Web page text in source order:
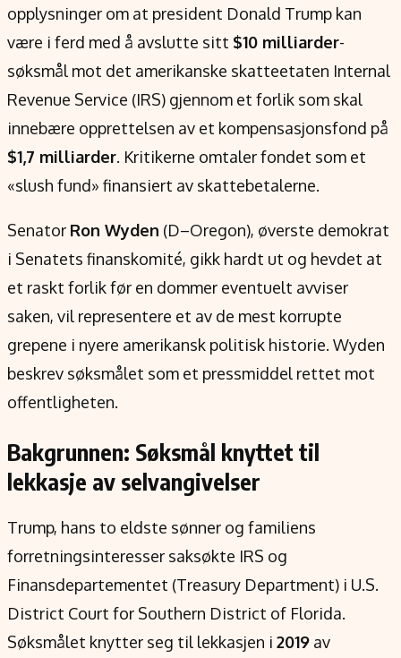
Verdensnyheter
Alt om penger på engelsk
opplysninger om at president Donald Trump kan
være i ferd med å avslutte sitt $10 milliarder-
søksmål mot det amerikanske skatteetaten Internal
Revenue Service (IRS) gjennom et forlik som skal
innebære opprettelsen av et kompensasjonsfond på
$1,7 milliarder. Kritikerne omtaler fondet som et
«slush fund» finansiert av skattebetalerne.
Senator Ron Wyden (D–Oregon), øverste demokrat
i Senatets finanskomité, gikk hardt ut og hevdet at
et raskt forlik før en dommer eventuelt avviser
saken, vil representere et av de mest korrupte
grepene i nyere amerikansk politisk historie. Wyden
beskrev søksmålet som et pressmiddel rettet mot
offentligheten.
Bakgrunnen: Søksmål knyttet til
lekkasje av selvangivelser
Trump, hans to eldste sønner og familiens
forretningsinteresser saksøkte IRS og
Finansdepartementet (Treasury Department) i U.S.
District Court for Southern District of Florida.
Søksmålet knytter seg til lekkasjen i 2019 av